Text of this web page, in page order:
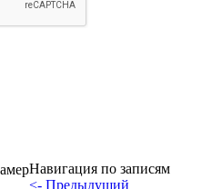
Навигация по записям
<- Предыдущий